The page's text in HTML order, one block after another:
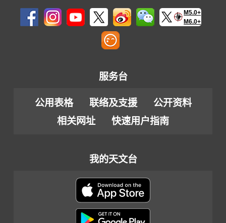
M5.0+
M6.0+
服务台
公用表格 联络及支援
公开资料
相关网址
快速用户指南
我的天文台